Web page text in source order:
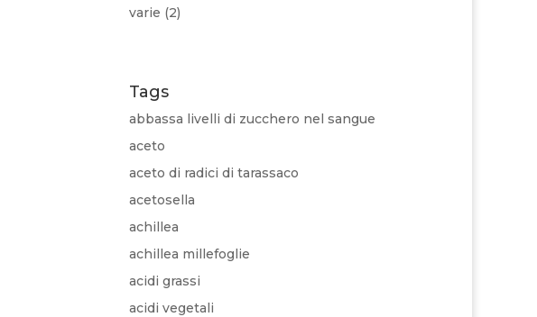
varie (2)
Tags
abbassa livelli di zucchero nel sangue
aceto
aceto di radici di tarassaco
acetosella
achillea
achillea millefoglie
acidi grassi
acidi vegetali